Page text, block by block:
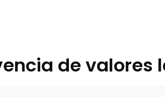
de valores